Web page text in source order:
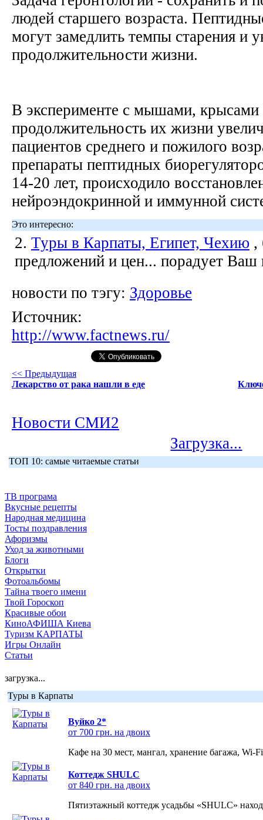
людей старшего возраста.
могут замедлить темпы старения и
продолжительности жизни.
В эксперименте с мышами,
продолжительность их жизни
пациентов среднего и пожилого
препараты пептидных
14-20 лет, происходило
нейроэндокринной и иммунной
Это интересно:
2. Туры в Карпаты, Египет, Чехию ,
предложений и цен... порадует Ваш
новости по тэгу: Здоровье
Источник:
http://www.factnews.ru/
<< Предыдущая
Лекарство от рака нашли в еде
Новости СМИ2
Загрузка...
ТОП 10: самые читаемые статьи
ТВ програма
Вкусные рецепты
Народная медицина
Тосты поздравления
Афоризмы
Уход за животными
Блоги
Открытки
Фотоальбомы
Тайна твоего имени
Твой Гороскоп
Красивые обои
КиноАФИША Киева
Туризм КАРПАТЫ
Игры Онлайн
Статьи
загрузка...
Туры в Карпаты
Вуйко 2*
от 700 грн. на двоих
Кафе на 30 мест, мангал, хранение багажа, Wi-
Коттедж SHULC
от 840 грн. на двоих
Пятиэтажный коттедж усадьбы «SHULC»